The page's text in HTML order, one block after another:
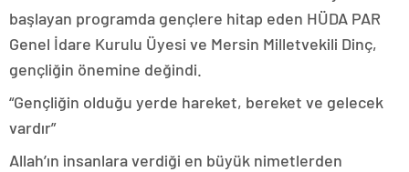
başlayan programda gençlere hitap eden HÜDA PAR
Genel İdare Kurulu Üyesi ve Mersin Milletvekili Dinç,
gençliğin önemine değindi.
“Gençliğin olduğu yerde hareket, bereket ve gelecek
vardır”
Allah’ın insanlara verdiği en büyük nimetlerden